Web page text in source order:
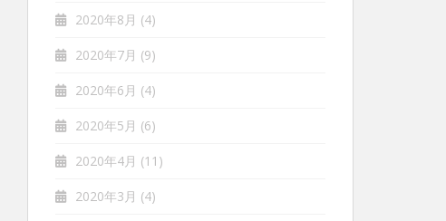
2020年8月 (4)
2020年7月 (9)
2020年6月 (4)
2020年5月 (6)
2020年4月 (11)
2020年3月 (4)